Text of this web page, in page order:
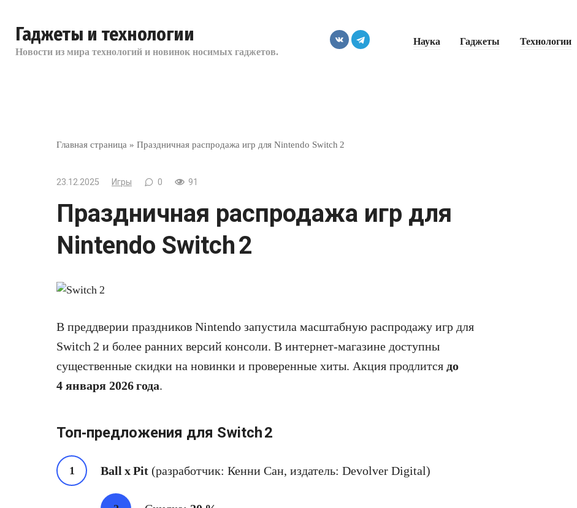
контенту
Гаджеты и технологии
Новости из мира технологий и новинок носимых гаджетов.
Наука Гаджеты Технологии
Главная страница » Праздничная распродажа игр для Nintendo Switch 2
23.12.2025 Игры 0 91
Праздничная распродажа игр для
Nintendo Switch 2
В преддверии праздников Nintendo запустила масштабную распродажу игр для
Switch 2 и более ранних версий консоли. В интернет‑магазине доступны
существенные скидки на новинки и проверенные хиты. Акция продлится до
4 января 2026 года.
Топ‑предложения для Switch 2
Ball x Pit (разработчик: Кенни Сан, издатель: Devolver Digital)